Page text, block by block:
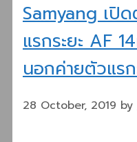
Samyang เปิ
แรกระยะ AF
นอกค่ายตัวแร
28 October, 2019 by